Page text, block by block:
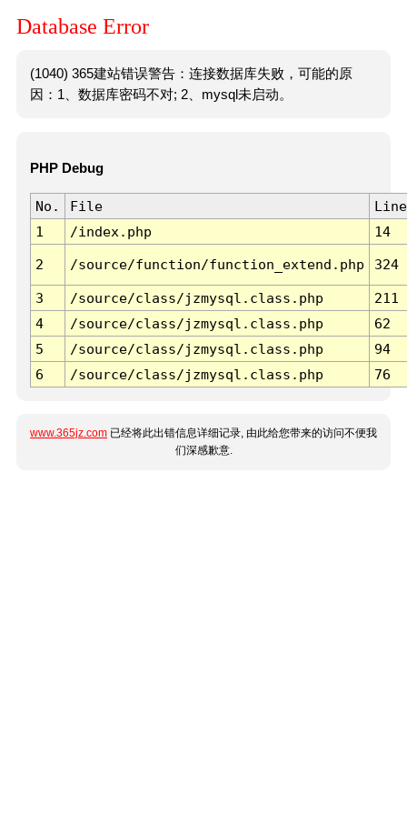
Database Error
(1040) 365建站错误警告：连接数据库失败，可能的原
因：1、数据库密码不对; 2、mysql未启动。
PHP Debug
No. File
Line
1
/index.php 14
2 /source/function/function_extend.php 324
3 /source/class/jzmysql.class.php
211
4
/source/class/jzmysql.class.php
62
5
/source/class/jzmysql.class.php
94
6
/source/class/jzmysql.class.php 76
www.365jz.com 已经将此出错信息详细记录, 由此给您带来的访问不便我
们深感歉意.